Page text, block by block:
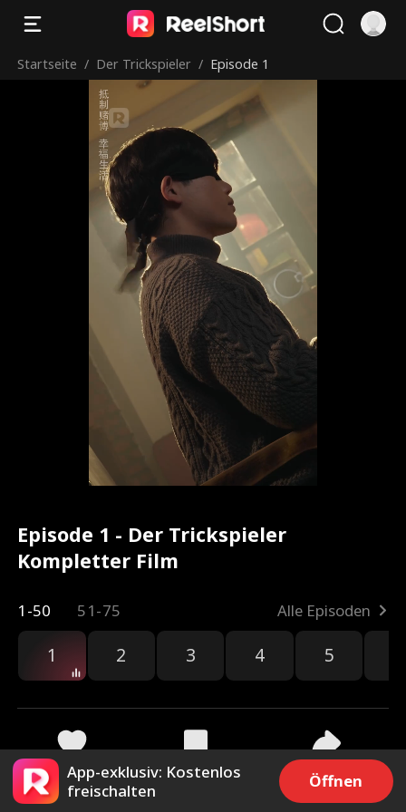
Startseite / Der Trickspieler / Episode 1
Episode 1 - Der Trickspieler
Kompletter Film
1-50 51-75 Alle Episoden
1 2 3 4 5
99 557 Teilen
App-exklusiv: Kostenlos
freischalten
Öffnen